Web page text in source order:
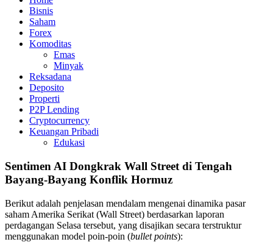
Bisnis
Saham
Forex
Komoditas
Emas
Minyak
Reksadana
Deposito
Properti
P2P Lending
Cryptocurrency
Keuangan Pribadi
Edukasi
Sentimen AI Dongkrak Wall Street di Tengah
Bayang-Bayang Konflik Hormuz
Berikut adalah penjelasan mendalam mengenai dinamika pasar
saham Amerika Serikat (Wall Street) berdasarkan laporan
perdagangan Selasa tersebut, yang disajikan secara terstruktur
menggunakan model poin-poin (bullet points):